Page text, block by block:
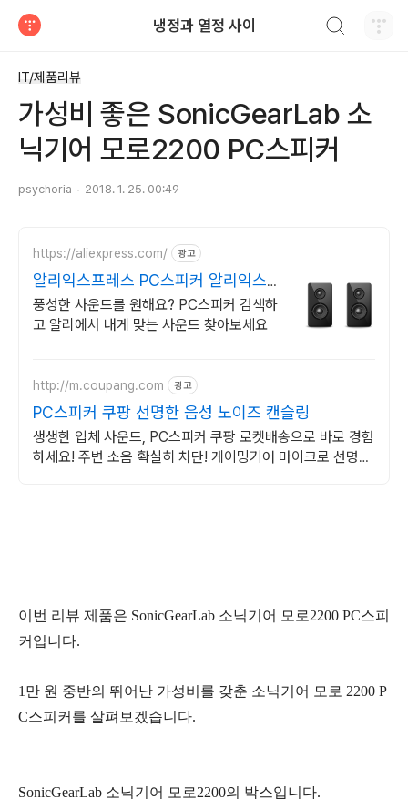
냉정과 열정 사이
IT/제품리뷰
가성비 좋은 SonicGearLab 소
닉기어 모로2200 PC스피커
psychoria 2018. 1. 25. 00:49
https://aliexpress.com/ 광고
알리익스프레스 PC스피커 알리익스프
레스, 최저가 도전
풍성한 사운드를 원해요? PC스피커 검색하
고 알리에서 내게 맞는 사운드 찾아보세요
http://m.coupang.com 광고
PC스피커 쿠팡 선명한 음성 노이즈 캔슬링
생생한 입체 사운드, PC스피커 쿠팡 로켓배송으로 바로 경험
하세요! 주변 소음 확실히 차단! 게이밍기어 마이크로 선명한
이번 리뷰 제품은 SonicGearLab 소닉기어 모로2200 PC스피
커입니다.
1만 원 중반의 뛰어난 가성비를 갖춘 소닉기어 모로 2200 P
C스피커를 살펴보겠습니다.
SonicGearLab 소닉기어 모로2200의 박스입니다.